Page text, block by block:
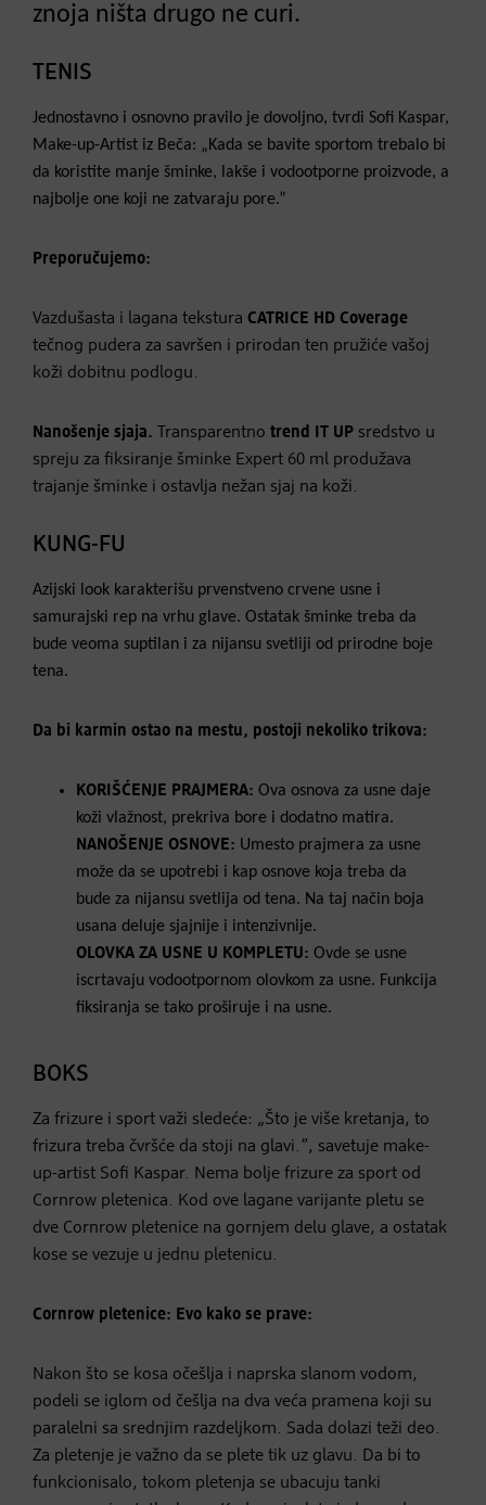
znoja ništa drugo ne curi.
TENIS
Jednostavno i osnovno pravilo je dovoljno, tvrdi Sofi Kaspar,
Make-up-Artist iz Beča: „Kada se bavite sportom trebalo bi
da koristite manje šminke, lakše i vodootporne proizvode, a
najbolje one koji ne zatvaraju pore.”
Preporučujemo:
Vazdušasta i lagana tekstura CATRICE HD Coverage
tečnog pudera za savršen i prirodan ten pružiće vašoj
koži dobitnu podlogu.
Nanošenje sjaja. Transparentno trend IT UP sredstvo u
spreju za fiksiranje šminke Expert 60 ml produžava
trajanje šminke i ostavlja nežan sjaj na koži.
KUNG-FU
Azijski look karakterišu prvenstveno crvene usne i
samurajski rep na vrhu glave. Ostatak šminke treba da
bude veoma suptilan i za nijansu svetliji od prirodne boje
tena.
Da bi karmin ostao na mestu, postoji nekoliko trikova:
KORIŠĆENJE PRAJMERA: Ova osnova za usne daje
koži vlažnost, prekriva bore i dodatno matira.
NANOŠENJE OSNOVE: Umesto prajmera za usne
može da se upotrebi i kap osnove koja treba da
bude za nijansu svetlija od tena. Na taj način boja
usana deluje sjajnije i intenzivnije.
OLOVKA ZA USNE U KOMPLETU: Ovde se usne
iscrtavaju vodootpornom olovkom za usne. Funkcija
fiksiranja se tako proširuje i na usne.
BOKS
Za frizure i sport važi sledeće: „Što je više kretanja, to
frizura treba čvršće da stoji na glavi.”, savetuje make-
up-artist Sofi Kaspar. Nema bolje frizure za sport od
Cornrow pletenica. Kod ove lagane varijante pletu se
dve Cornrow pletenice na gornjem delu glave, a ostatak
kose se vezuje u jednu pletenicu.
Cornrow pletenice: Evo kako se prave:
Nakon što se kosa očešlja i naprska slanom vodom,
podeli se iglom od češlja na dva veća pramena koji su
paralelni sa srednjim razdeljkom. Sada dolazi teži deo.
Za pletenje je važno da se plete tik uz glavu. Da bi to
funkcionisalo, tokom pletenja se ubacuju tanki